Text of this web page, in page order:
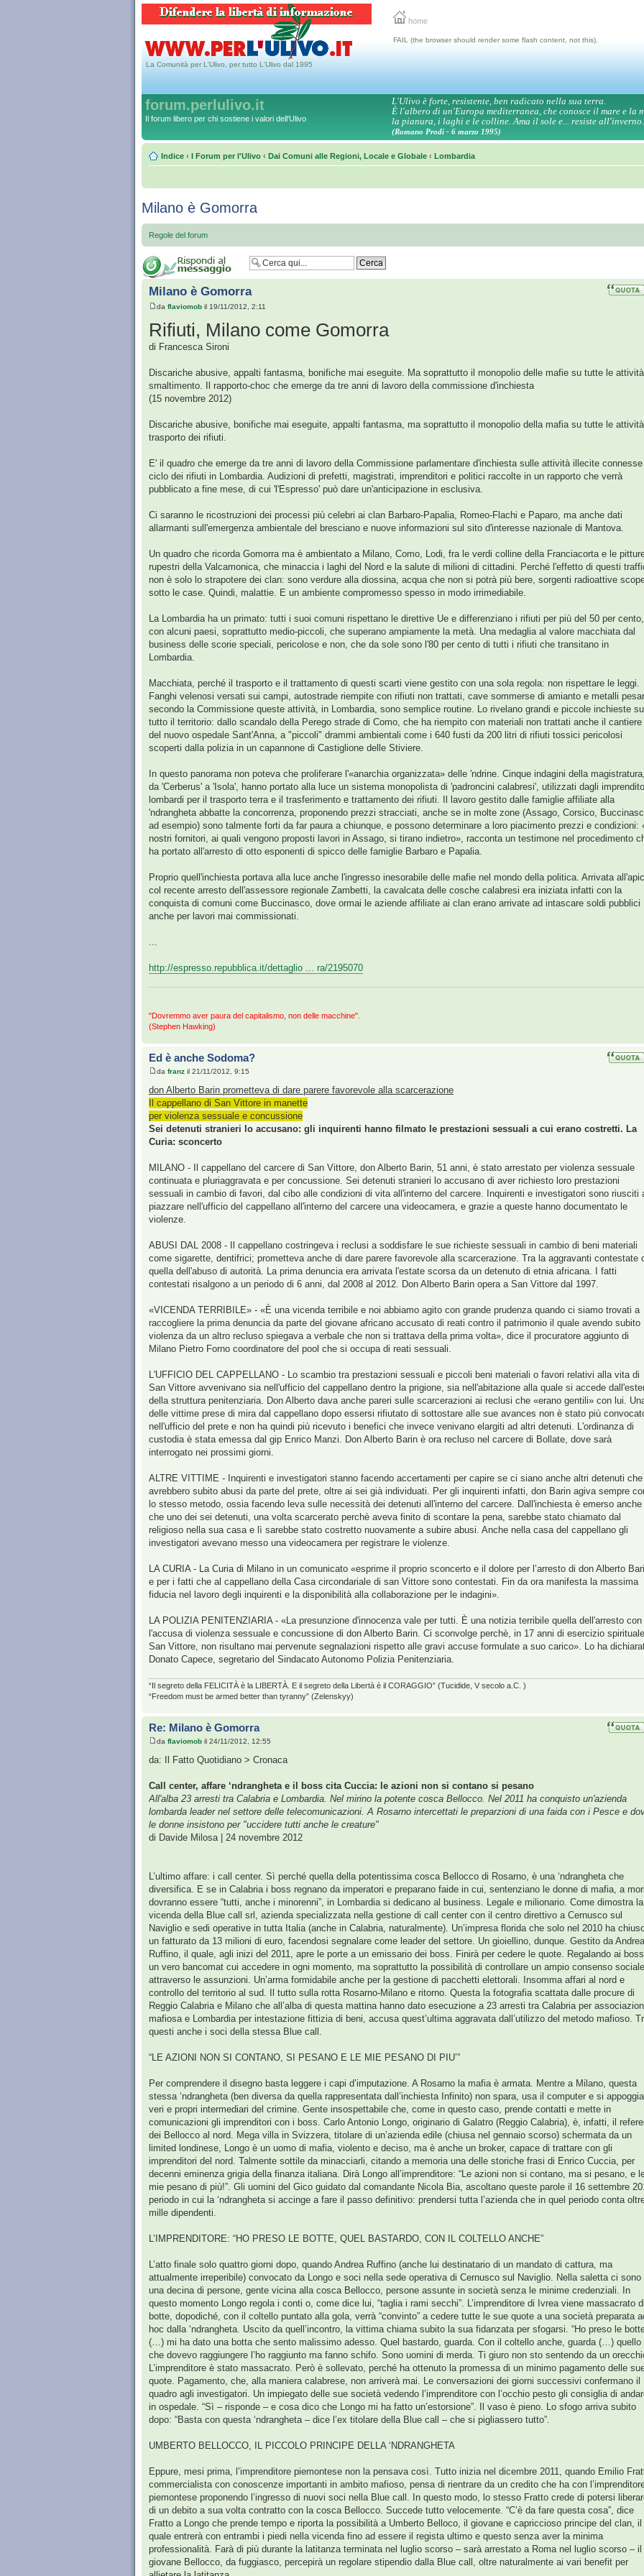
home
La Comunità per L'Ulivo, per tutto L'Ulivo dal 1995
FAIL (the browser should render some flash content, not this).
forum.perlulivo.it
Il forum libero per chi sostiene i valori dell'Ulivo
L'Ulivo è forte, resistente, ben radicato nella sua terra.
È l'albero di un'Europa mediterranea, che conosce il mare e la
la pianura, i laghi e le colline. Ama il sole e... resiste all'inverno.
(Romano Prodi - 6 marzo 1995)
Indice ‹ I Forum per l'Ulivo ‹ Dai Comuni alle Regioni, Locale e Globale ‹ Lombardia
Milano è Gomorra
Regole del forum
Milano è Gomorra
da flaviomob il 19/11/2012, 2:11
Rifiuti, Milano come Gomorra
di Francesca Sironi
Discariche abusive, appalti fantasma, bonifiche mai eseguite. Ma soprattutto il monopolio delle mafie su tutte le
smaltimento. Il rapporto-choc che emerge da tre anni di lavoro della commissione d'inchiesta
(15 novembre 2012)
Discariche abusive, bonifiche mai eseguite, appalti fantasma, ma soprattutto il monopolio della mafia su tutte le
trasporto dei rifiuti.
E' il quadro che emerge da tre anni di lavoro della Commissione parlamentare d'inchiesta sulle attività illecite connesse
ciclo dei rifiuti in Lombardia. Audizioni di prefetti, magistrati, imprenditori e politici raccolte in un rapporto che verrà
pubblicato a fine mese, di cui 'l'Espresso' può dare un'anticipazione in esclusiva.
Ci saranno le ricostruzioni dei processi più celebri ai clan Barbaro-Papalia, Romeo-Flachi e Paparo, ma anche dati
allarmanti sull'emergenza ambientale del bresciano e nuove informazioni sul sito d'interesse nazionale di Mantova.
Un quadro che ricorda Gomorra ma è ambientato a Milano, Como, Lodi, fra le verdi colline della Franciacorta e le
rupestri della Valcamonica, che minaccia i laghi del Nord e la salute di milioni di cittadini. Perché l'effetto di questi
non è solo lo strapotere dei clan: sono verdure alla diossina, acqua che non si potrà più bere, sorgenti radioattive
sotto le case. Quindi, malattie. E un ambiente compromesso spesso in modo irrimediabile.
La Lombardia ha un primato: tutti i suoi comuni rispettano le direttive Ue e differenziano i rifiuti per più del 50 per cento,
con alcuni paesi, soprattutto medio-piccoli, che superano ampiamente la metà. Una medaglia al valore macchiata dal
business delle scorie speciali, pericolose e non, che da sole sono l'80 per cento di tutti i rifiuti che transitano in
Lombardia.
Macchiata, perché il trasporto e il trattamento di questi scarti viene gestito con una sola regola: non rispettare le leggi.
Fanghi velenosi versati sui campi, autostrade riempite con rifiuti non trattati, cave sommerse di amianto e metalli
secondo la Commissione queste attività, in Lombardia, sono semplice routine. Lo rivelano grandi e piccole inchieste su
tutto il territorio: dallo scandalo della Perego strade di Como, che ha riempito con materiali non trattati anche il cantiere
del nuovo ospedale Sant'Anna, a "piccoli" drammi ambientali come i 640 fusti da 200 litri di rifiuti tossici pericolosi
scoperti dalla polizia in un capannone di Castiglione delle Stiviere.
In questo panorama non poteva che proliferare l'«anarchia organizzata» delle 'ndrine. Cinque indagini della magistratura,
da 'Cerberus' a 'Isola', hanno portato alla luce un sistema monopolista di 'padroncini calabresi', utilizzati dagli
lombardi per il trasporto terra e il trasferimento e trattamento dei rifiuti. Il lavoro gestito dalle famiglie affiliate alla
'ndrangheta abbatte la concorrenza, proponendo prezzi stracciati, anche se in molte zone (Assago, Corsico,
ad esempio) sono talmente forti da far paura a chiunque, e possono determinare a loro piacimento prezzi e condizioni:
nostri fornitori, ai quali vengono proposti lavori in Assago, si tirano indietro», racconta un testimone nel procedimento
ha portato all'arresto di otto esponenti di spicco delle famiglie Barbaro e Papalia.
Proprio quell'inchiesta portava alla luce anche l'ingresso inesorabile delle mafie nel mondo della politica. Arrivata
col recente arresto dell'assessore regionale Zambetti, la cavalcata delle cosche calabresi era iniziata infatti con la
conquista di comuni come Buccinasco, dove ormai le aziende affiliate ai clan erano arrivate ad intascare soldi pubblici
anche per lavori mai commissionati.
...
http://espresso.repubblica.it/dettaglio ... ra/2195070
"Dovremmo aver paura del capitalismo, non delle macchine".
(Stephen Hawking)
Ed è anche Sodoma?
da franz il 21/11/2012, 9:15
don Alberto Barin prometteva di dare parere favorevole alla scarcerazione
Il cappellano di San Vittore in manette
per violenza sessuale e concussione
Sei detenuti stranieri lo accusano: gli inquirenti hanno filmato le prestazioni sessuali a cui erano costretti. La
Curia: sconcerto
MILANO - Il cappellano del carcere di San Vittore, don Alberto Barin, 51 anni, è stato arrestato per violenza sessuale
continuata e pluriaggravata e per concussione. Sei detenuti stranieri lo accusano di aver richiesto loro prestazioni
sessuali in cambio di favori, dal cibo alle condizioni di vita all'interno del carcere. Inquirenti e investigatori sono riusciti
piazzare nell'ufficio del cappellano all'interno del carcere una videocamera, e grazie a queste hanno documentato le
violenze.
ABUSI DAL 2008 - Il cappellano costringeva i reclusi a soddisfare le sue richieste sessuali in cambio di beni materiali
come sigarette, dentifrici; prometteva anche di dare parere favorevole alla scarcerazione. Tra la aggravanti contestate
quella dell'abuso di autorità. La prima denuncia era arrivata l'estate scorsa da un detenuto di etnia africana. I fatti
contestati risalgono a un periodo di 6 anni, dal 2008 al 2012. Don Alberto Barin opera a San Vittore dal 1997.
«VICENDA TERRIBILE» - «È una vicenda terribile e noi abbiamo agito con grande prudenza quando ci siamo trovati a
raccogliere la prima denuncia da parte del giovane africano accusato di reati contro il patrimonio il quale avendo subito
violenza da un altro recluso spiegava a verbale che non si trattava della prima volta», dice il procuratore aggiunto di
Milano Pietro Forno coordinatore del pool che si occupa di reati sessuali.
L'UFFICIO DEL CAPPELLANO - Lo scambio tra prestazioni sessuali e piccoli beni materiali o favori relativi alla vita di
San Vittore avvenivano sia nell'ufficio del cappellano dentro la prigione, sia nell'abitazione alla quale si accede
della struttura penitenziaria. Don Alberto dava anche pareri sulle scarcerazioni ai reclusi che «erano gentili» con lui.
delle vittime prese di mira dal cappellano dopo essersi rifiutato di sottostare alle sue avances non è stato più
nell'ufficio del prete e non ha quindi più ricevuto i benefici che invece venivano elargiti ad altri detenuti. L'ordinanza di
custodia è stata emessa dal gip Enrico Manzi. Don Alberto Barin è ora recluso nel carcere di Bollate, dove sarà
interrogato nei prossimi giorni.
ALTRE VITTIME - Inquirenti e investigatori stanno facendo accertamenti per capire se ci siano anche altri detenuti che
avrebbero subito abusi da parte del prete, oltre ai sei già individuati. Per gli inquirenti infatti, don Barin agiva sempre
lo stesso metodo, ossia facendo leva sulle necessità dei detenuti all'interno del carcere. Dall'inchiesta è emerso anche
che uno dei sei detenuti, una volta scarcerato perchè aveva finito di scontare la pena, sarebbe stato chiamato dal
religioso nella sua casa e lì sarebbe stato costretto nuovamente a subire abusi. Anche nella casa del cappellano gli
investigatori avevano messo una videocamera per registrare le violenze.
LA CURIA - La Curia di Milano in un comunicato «esprime il proprio sconcerto e il dolore per l’arresto di don Alberto
e per i fatti che al cappellano della Casa circondariale di san Vittore sono contestati. Fin da ora manifesta la massima
fiducia nel lavoro degli inquirenti e la disponibilità alla collaborazione per le indagini».
LA POLIZIA PENITENZIARIA - «La presunzione d'innocenza vale per tutti. È una notizia terribile quella dell'arresto con
l'accusa di violenza sessuale e concussione di don Alberto Barin. Ci sconvolge perchè, in 17 anni di esercizio
San Vittore, non risultano mai pervenute segnalazioni rispetto alle gravi accuse formulate a suo carico». Lo ha
Donato Capece, segretario del Sindacato Autonomo Polizia Penitenziaria.
“Il segreto della FELICITÀ è la LIBERTÀ. E il segreto della Libertà è il CORAGGIO” (Tucidide, V secolo a.C. )
“Freedom must be armed better than tyranny” (Zelenskyy)
Re: Milano è Gomorra
da flaviomob il 24/11/2012, 12:55
da: Il Fatto Quotidiano > Cronaca
Call center, affare ‘ndrangheta e il boss cita Cuccia: le azioni non si contano si pesano
All'alba 23 arresti tra Calabria e Lombardia. Nel mirino la potente cosca Bellocco. Nel 2011 ha conquisto un'azienda
lombarda leader nel settore delle telecomunicazioni. A Rosarno intercettati le preparzioni di una faida con i Pesce e
le donne insistono per "uccidere tutti anche le creature"
di Davide Milosa | 24 novembre 2012
L’ultimo affare: i call center. Sì perché quella della potentissima cosca Bellocco di Rosarno, è una ‘ndrangheta che
diversifica. E se in Calabria i boss regnano da imperatori e preparano faide in cui, sentenziano le donne di mafia, a
dovranno essere “tutti, anche i minorenni”, in Lombardia si dedicano al business. Legale e milionario. Come dimostra la
vicenda della Blue call srl, azienda specializzata nella gestione di call center con il centro direttivo a Cernusco sul
Naviglio e sedi operative in tutta Italia (anche in Calabria, naturalmente). Un’impresa florida che solo nel 2010 ha
un fatturato da 13 milioni di euro, facendosi segnalare come leader del settore. Un gioiellino, dunque. Gestito da Andrea
Ruffino, il quale, agli inizi del 2011, apre le porte a un emissario dei boss. Finirà per cedere le quote. Regalando ai boss
un vero bancomat cui accedere in ogni momento, ma soprattutto la possibilità di controllare un ampio consenso sociale
attraverso le assunzioni. Un’arma formidabile anche per la gestione di pacchetti elettorali. Insomma affari al nord e
controllo del territorio al sud. Il tutto sulla rotta Rosarno-Milano e ritorno. Questa la fotografia scattata dalle procure di
Reggio Calabria e Milano che all’alba di questa mattina hanno dato esecuzione a 23 arresti tra Calabria per
mafiosa e Lombardia per intestazione fittizia di beni, accusa quest’ultima aggravata dall’utilizzo del metodo mafioso.
questi anche i soci della stessa Blue call.
“LE AZIONI NON SI CONTANO, SI PESANO E LE MIE PESANO DI PIU’”
Per comprendere il disegno basta leggere i capi d’imputazione. A Rosarno la mafia è armata. Mentre a Milano, questa
stessa ‘ndrangheta (ben diversa da quella rappresentata dall’inchiesta Infinito) non spara, usa il computer e si
veri e propri intermediari del crimine. Gente insospettabile che, come in questo caso, prende contatti e mette in
comunicazioni gli imprenditori con i boss. Carlo Antonio Longo, originario di Galatro (Reggio Calabria), è, infatti, il
dei Bellocco al nord. Mega villa in Svizzera, titolare di un’azienda edile (chiusa nel gennaio scorso) schermata da un
limited londinese, Longo è un uomo di mafia, violento e deciso, ma è anche un broker, capace di trattare con gli
imprenditori del nord. Talmente sottile da minacciarli, citando a memoria una delle storiche frasi di Enrico Cuccia, per
decenni eminenza grigia della finanza italiana. Dirà Longo all’imprenditore: “Le azioni non si contano, ma si pesano, e
mie pesano di più!”. Gli uomini del Gico guidato dal comandante Nicola Bia, ascoltano queste parole il 16 settembre
periodo in cui la ‘ndrangheta si accinge a fare il passo definitivo: prendersi tutta l’azienda che in quel periodo conta
mille dipendenti.
L’IMPRENDITORE: “HO PRESO LE BOTTE, QUEL BASTARDO, CON IL COLTELLO ANCHE”
L’atto finale solo quattro giorni dopo, quando Andrea Ruffino (anche lui destinatario di un mandato di cattura, ma
attualmente irreperibile) convocato da Longo e soci nella sede operativa di Cernusco sul Naviglio. Nella saletta ci sono
una decina di persone, gente vicina alla cosca Bellocco, persone assunte in società senza le minime credenziali. In
questo momento Longo regola i conti o, come dice lui, “taglia i rami secchi”. L’imprenditore di Ivrea viene massacrato di
botte, dopodiché, con il coltello puntato alla gola, verrà “convinto” a cedere tutte le sue quote a una società preparata
hoc dalla ‘ndrangheta. Uscito da quell’incontro, la vittima chiama subito la sua fidanzata per sfogarsi. “Ho preso le
(…) mi ha dato una botta che sento malissimo adesso. Quel bastardo, guarda. Con il coltello anche, guarda (…) quello
che dovevo raggiungere l’ho raggiunto ma fanno schifo. Sono uomini di merda. Ti giuro non sto sentendo da un
L’imprenditore è stato massacrato. Però è sollevato, perché ha ottenuto la promessa di un minimo pagamento delle
quote. Pagamento, che, alla maniera calabrese, non arriverà mai. Le conversazioni dei giorni successivi confermano il
quadro agli investigatori. Un impiegato delle sue società vedendo l’imprenditore con l’occhio pesto gli consiglia di
in ospedale. “Sì – risponde – e cosa dico che Longo mi ha fatto un’estorsione”. Il vaso è pieno. Lo sfogo arriva subito
dopo: “Basta con questa ‘ndrangheta – dice l’ex titolare della Blue call – che si pigliassero tutto”.
UMBERTO BELLOCCO, IL PICCOLO PRINCIPE DELLA ‘NDRANGHETA
Eppure, mesi prima, l’imprenditore piemontese non la pensava così. Tutto inizia nel dicembre 2011, quando Emilio
commercialista con conoscenze importanti in ambito mafioso, pensa di rientrare da un credito che ha con
piemontese proponendo l’ingresso di nuovi soci nella Blue call. In questo modo, lo stesso Fratto crede di potersi
di un debito a sua volta contratto con la cosca Bellocco. Succede tutto velocemente. “C’è da fare questa cosa”, dice
Fratto a Longo che prende tempo e riporta la possibilità a Umberto Belloco, il giovane e capriccioso principe del clan, il
quale entrerà con entrambi i piedi nella vicenda fino ad essere il regista ultimo e questo senza aver la minima
professionalità. Farà di più durante la latitanza terminata nel luglio scorso – sarà arrestato a Roma nel luglio scorso – il
giovane Bellocco, da fuggiasco, percepirà un regolare stipendio dalla Blue call, oltre naturalmente ai vari benefit per